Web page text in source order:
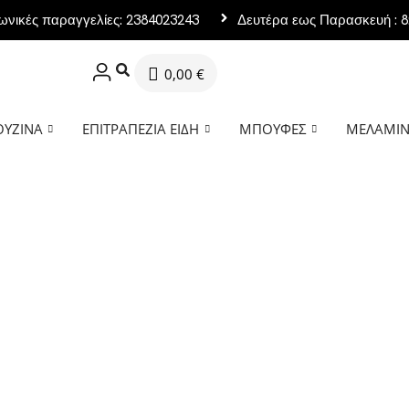
παραγγελίες: 2384023243 Δευτέρα εως Παρασκευή :
0,00 €
ΕΠΙΤΡΑΠΈΖΙΑ ΕΊΔΗ ΜΠΟΥΦΈΣ